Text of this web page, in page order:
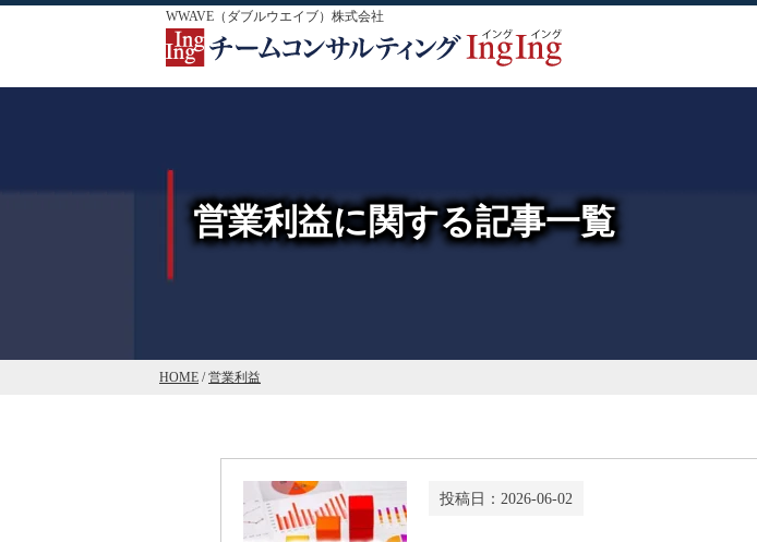
WWAVE（ダブルウエイブ）株式会社
営業利益に関する記事一覧
HOME /営業利益
投稿日： 2026-06-02